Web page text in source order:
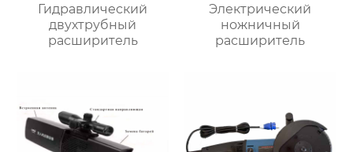
Гидравлический
двухтрубный
расширитель
Электрический
ножничный
расширитель